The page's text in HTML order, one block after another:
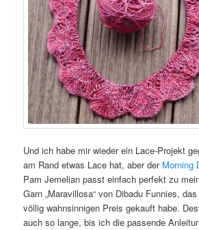
Und ich habe mir wieder ein Lace-Projekt
am Rand etwas Lace hat, aber der Morning
Pam Jemelian passt einfach perfekt zu
Garn „Maravillosa“ von Dibadu Funnies,
völlig wahnsinnigen Preis gekauft habe.
auch so lange, bis ich die passende